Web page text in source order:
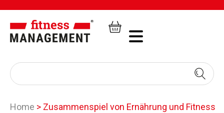
Home > Zusammenspiel von Ernährung und Fitness